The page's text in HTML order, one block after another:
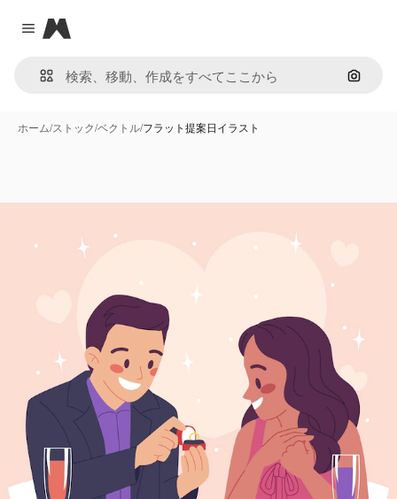
Close menu
Magnific
画像で
ホーム/ストック/ベクトル/フラット提案日イラスト